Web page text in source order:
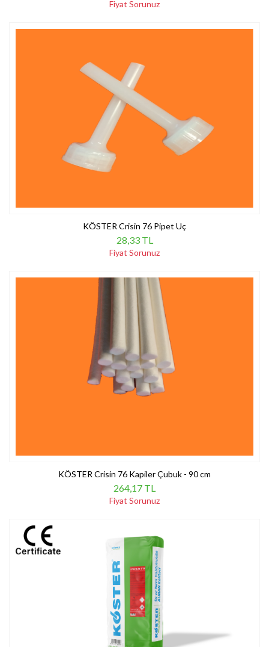
Fiyat Sorunuz
KÖSTER Crisin 76 Pipet Uç
28,33 TL
Fiyat Sorunuz
KÖSTER Crisin 76 Kapiler Çubuk - 90 cm
264,17 TL
Fiyat Sorunuz